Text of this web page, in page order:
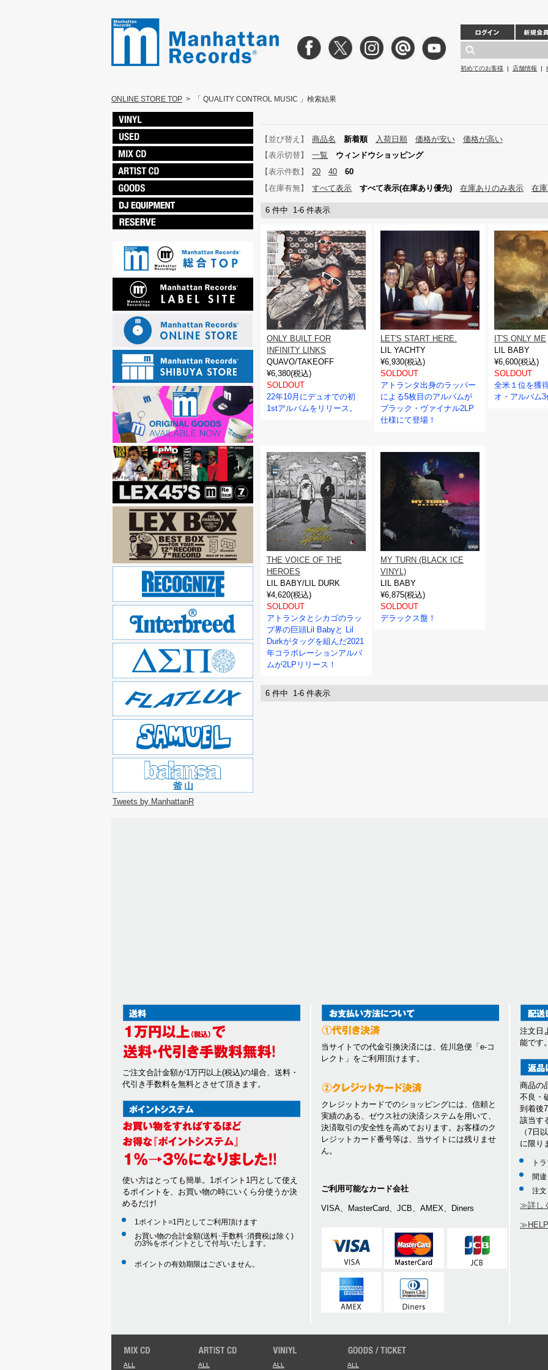
初めてのお客様 | 店舗情報 |
ONLINE STORE TOP > 「 QUALITY CONTROL MUSIC 」検索結果
Tweets by ManhattanR
【並び替え】 商品名 新着順 入荷日順 価格が安い
価格が高い
【表示切替】
一覧
ウィンドウショッピング
【表示件数】
20 40
60
【在庫有無】
すべて表示 すべて表示(在庫あり優先) 在庫ありのみ表示 在
6 件中 1-6 件表示
ONLY BUILT FOR
INFINITY LINKS
QUAVO/TAKEOFF
¥6,380(税込)
SOLDOUT
22年10月にデュオでの初
1stアルバムをリリース。
LET'S START HERE.
LIL YACHTY
¥6,930(税込)
SOLDOUT
アトランタ出身のラッパー
による5枚目のアルバムが
ブラック・ヴァイナル2LP
仕様にて登場！
IT'S ONLY ME
LIL BABY
¥6,600(税込)
SOLDOUT
全米１位を獲
オ・アルバム3
THE VOICE OF THE
HEROES
LIL BABY/LIL DURK
¥4,620(税込)
SOLDOUT
アトランタとシカゴのラッ
プ界の巨頭Lil Babyと Lil
Durkがタッグを組んだ2021
年コラボレーションアルバ
ムが2LPリリース！
MY TURN (BLACK ICE
VINYL)
LIL BABY
¥6,875(税込)
SOLDOUT
デラックス盤！
6 件中 1-6 件表示
ご注文合計金額が1万円以上(税込)の場合、送料・
代引き手数料を無料とさせて頂きます。
使い方はとっても簡単。1ポイント1円として使え
るポイントを、お買い物の時にいくら分使うか決
めるだけ!
1ポイント=1円としてご利用頂けます
お買い物の合計金額(送料･手数料･消費税は除く)
の3%をポイントとして付与いたします。
ポイントの有効期限はございません。
当サイトでの代金引換決済には、佐川急便「e-コ
レクト」をご利用頂けます。
クレジットカードでのショッピングには、信頼と
実績のある、ゼウス社の決済システムを用いて、
決済取引の安全性を高めております。お客様のク
レジットカード番号等は、当サイトには残りませ
ん。
ご利用可能なカード会社
VISA、MasterCard、JCB、AMEX、Diners
注文日
能です
商品の
不良・
到着後
該当す
（7日
に限り
ト
間
注文
≫詳し
ALL ALL ALL ALL